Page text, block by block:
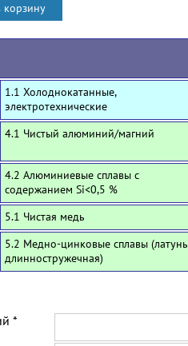
1.1 Холоднокатанные,
электротехнические
4.1 Чистый алюминий/магний
4.2 Алюминиевые сплавы с
содержанием Si<0,5 %
5.1 Чистая медь
5.2 Медно-цинковые сплавы (латунь
длинностружечная)
*